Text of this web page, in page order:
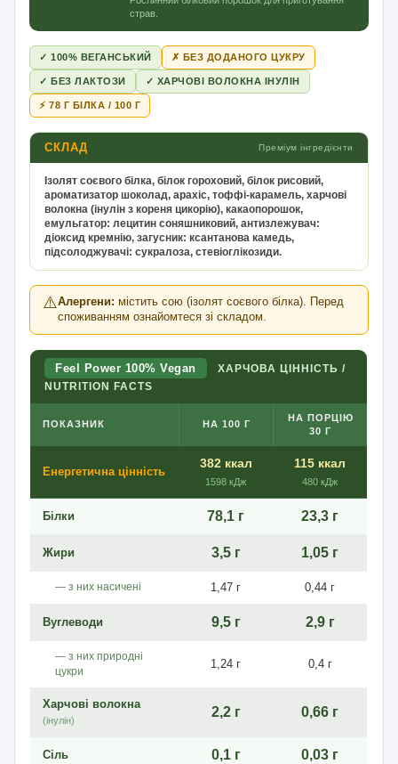
страв.
✓ 100% ВЕГАНСЬКИЙ ✗ БЕЗ ДОДАНОГО ЦУКРУ
✓ БЕЗ ЛАКТОЗИ ✓ ХАРЧОВІ ВОЛОКНА ІНУЛІН
⚡ 78 Г БІЛКА / 100 Г
СКЛАД Преміум інгредієнти
Ізолят соєвого білка, білок гороховий, білок рисовий,
ароматизатор шоколад, арахіс, тоффі-карамель, харчові
волокна (інулін з кореня цикорію), какаопорошок,
емульгатор: лецитин соняшниковий, антизлежувач:
діоксид кремнію, загусник: ксантанова камедь,
підсолоджувачі: сукралоза, стевіоглікозиди.
⚠️Алергени: містить сою (ізолят соєвого білка). Перед
споживанням ознайомтеся зі складом.
Feel Power 100% Vegan
ХАРЧОВА ЦІННІСТЬ /
NUTRITION FACTS
ПОКАЗНИК НА 100 Г
НА ПОРЦІЮ
30 Г
Енергетична цінність
382 ккал
1598 кДж
115 ккал
480 кДж
Білки 78,1 г 23,3 г
Жири 3,5 г 1,05 г
— з них насичені 1,47 г 0,44 г
Вуглеводи 9,5 г 2,9 г
— з них природні
цукри
1,24 г 0,4 г
Харчові волокна
(інулін)
2,2 г 0,66 г
Сіль 0,1 г 0,03 г